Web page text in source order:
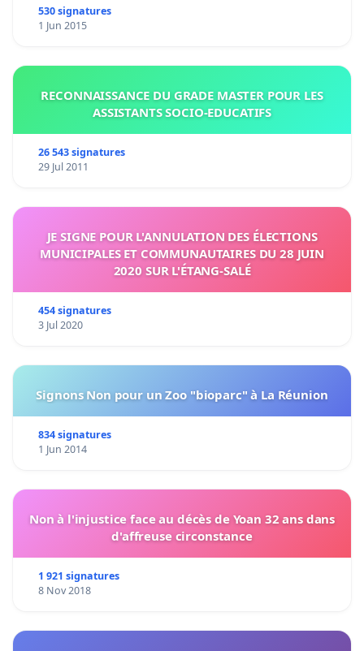
530 signatures
1 Jun 2015
RECONNAISSANCE DU GRADE MASTER POUR LES
ASSISTANTS SOCIO-EDUCATIFS
26 543 signatures
29 Jul 2011
JE SIGNE POUR L'ANNULATION DES ÉLECTIONS
MUNICIPALES ET COMMUNAUTAIRES DU 28 JUIN
2020 SUR L'ÉTANG-SALÉ
454 signatures
3 Jul 2020
Signons Non pour un Zoo "bioparc" à La Réunion
834 signatures
1 Jun 2014
Non à l'injustice face au décès de Yoan 32 ans dans
d'affreuse circonstance
1 921 signatures
8 Nov 2018